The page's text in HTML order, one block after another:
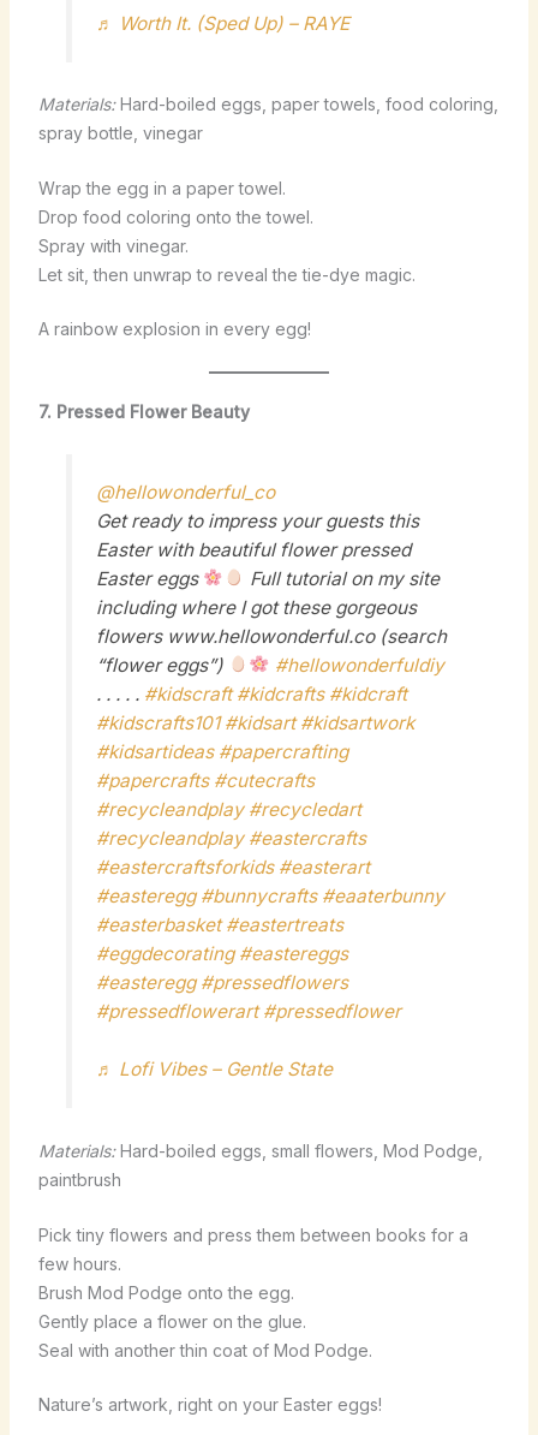
♬ Worth It. (Sped Up) – RAYE
Materials:Hard-boiled eggs, paper towels, food coloring,
spray bottle, vinegar
Wrap the egg in a paper towel.
Drop food coloring onto the towel.
Spray with vinegar.
Let sit, then unwrap to reveal the tie-dye magic.
A rainbow explosion in every egg!
7. Pressed Flower Beauty
@hellowonderful_co
Get ready to impress your guests this
Easter with beautiful flower pressed
Easter eggs
Full tutorial on my site
including where I got these gorgeous
flowers www.hellowonderful.co (search
“flower eggs”)
#hellowonderfuldiy
. . . . . #kidscraft #kidcrafts #kidcraft
#kidscrafts101 #kidsart #kidsartwork
#kidsartideas #papercrafting
#papercrafts #cutecrafts
#recycleandplay #recycledart
#recycleandplay #eastercrafts
#eastercraftsforkids #easterart
#easteregg #bunnycrafts #eaaterbunny
#easterbasket #eastertreats
#eggdecorating #eastereggs
#easteregg #pressedflowers
#pressedflowerart #pressedflower
♬ Lofi Vibes – Gentle State
Materials:Hard-boiled eggs, small flowers, Mod Podge,
paintbrush
Pick tiny flowers and press them between books for a
few hours.
Brush Mod Podge onto the egg.
Gently place a flower on the glue.
Seal with another thin coat of Mod Podge.
Nature’s artwork, right on your Easter eggs!